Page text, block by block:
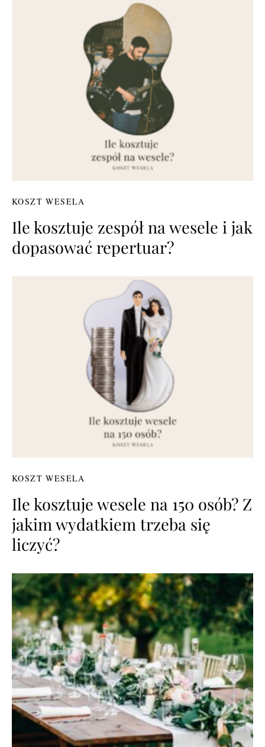
KOSZT WESELA
Ile kosztuje zespół na wesele i jak
dopasować repertuar?
KOSZT WESELA
Ile kosztuje wesele na 150 osób? Z
jakim wydatkiem trzeba się
liczyć?